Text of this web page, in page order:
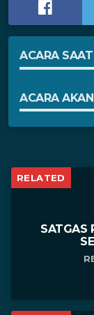
ACARA SAAT
ACARA
RELATED
SATGAS